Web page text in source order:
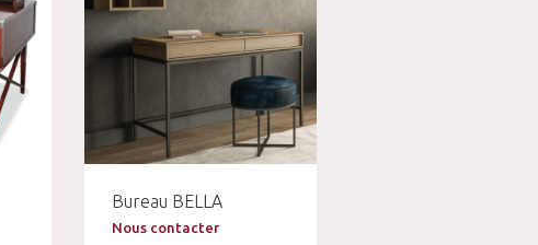
Bureau BELLA
Nous contacter